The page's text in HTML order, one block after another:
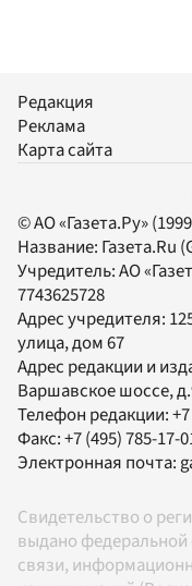
Редакция
Реклама
Карта сайта
© АО «Газета.Ру»
Название: Газета.Ru
Учредитель:АО
7743625728
Адрес учредителя:
улица, дом 67
Адрес редакции и
Варшавское шоссе,
Телефон редакции:
Факс:+7 (495) 785-17-
Электронная почта:
Свидетельство о
выдано
связи,